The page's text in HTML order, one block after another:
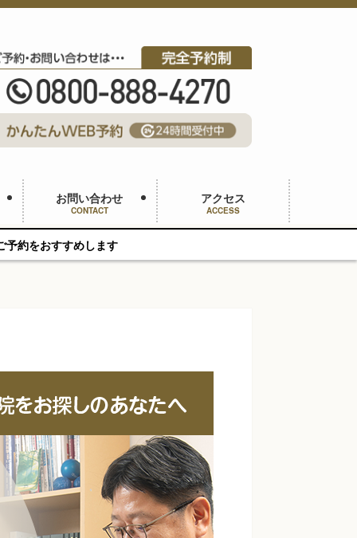
お問い合わせ
CONTACT
アクセス
ACCESS